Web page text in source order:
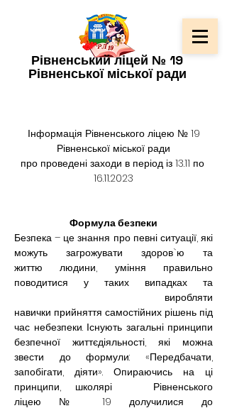
Рівненський ліцей № 19
Рівненської міської ради
Інформація Рівненського ліцею № 19
Рівненської міської ради
про проведені заходи в період із 13.11 по
16.11.2023
Формула безпеки
Безпека – це знання про певні ситуації, які
можуть загрожувати здоров`ю та
життю людини, уміння правильно
поводитися у таких випадках та
виробляти
навички прийняття самостійних рішень під
час небезпеки. Існують загальні принципи
безпечної життєдіяльності, які можна
звести до формули: «Передбачати,
запобігати, діяти». Опираючись на ці
принципи, школярі   Рівненського
ліцею № 19 долучилися до